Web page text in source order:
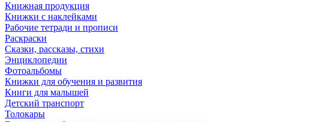
Книжная продукция
Книжки с наклейками
Рабочие тетради и прописи
Раскраски
Сказки, рассказы, стихи
Энциклопедии
Фотоальбомы
Книжки для обучения и развития
Книги для малышей
Детский транспорт
Толокары